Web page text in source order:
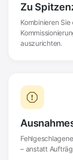
Zu
Kombinieren Sie
auszurichten.
– anstatt